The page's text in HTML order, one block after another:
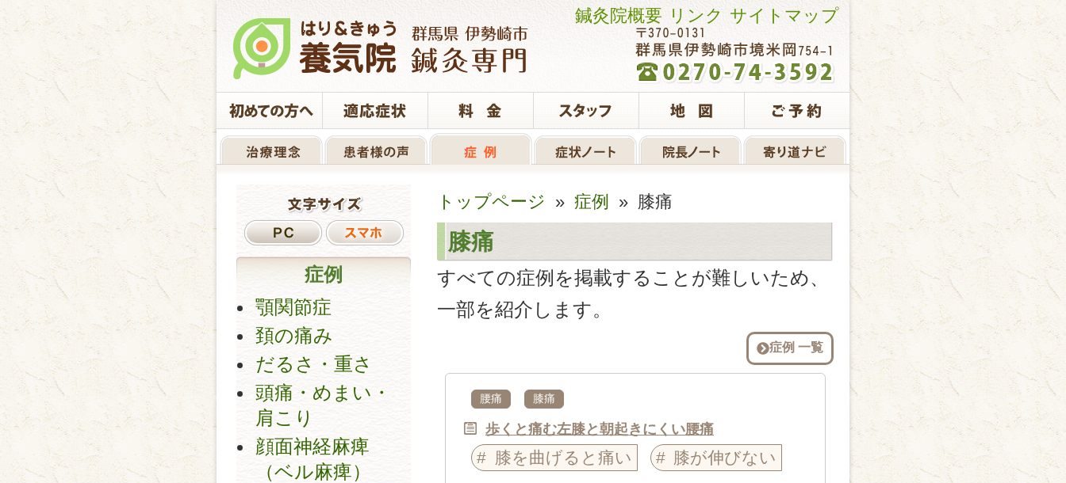
鍼灸院概要 リンク サイトマップ
トップページ » 症例 » 膝痛
膝痛
すべての症例を掲載することが難しいため、
一部を紹介します。
症例 一覧
腰痛 膝痛
歩くと痛む左膝と朝起きにくい腰痛
膝を曲げると痛い 膝が伸びない
症例
顎関節症
頚の痛み
だるさ・重さ
頭痛・めまい・
肩こり
顔面神経麻痺
（ベル麻痺）